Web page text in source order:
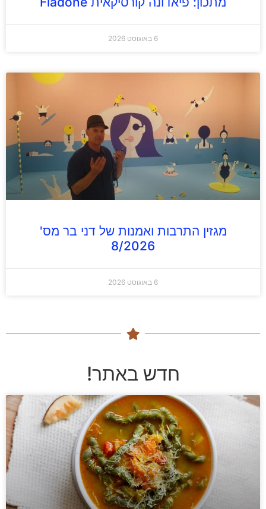
6 באוגוסט 2026
מגזין התרבות ואמנות של דני בר מס'
8/2026
6 באוגוסט 2026
חדש באתר!